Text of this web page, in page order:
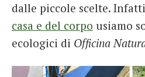
dalle piccole scelte.
casa e del corpo usiamo
ecologici di Officina